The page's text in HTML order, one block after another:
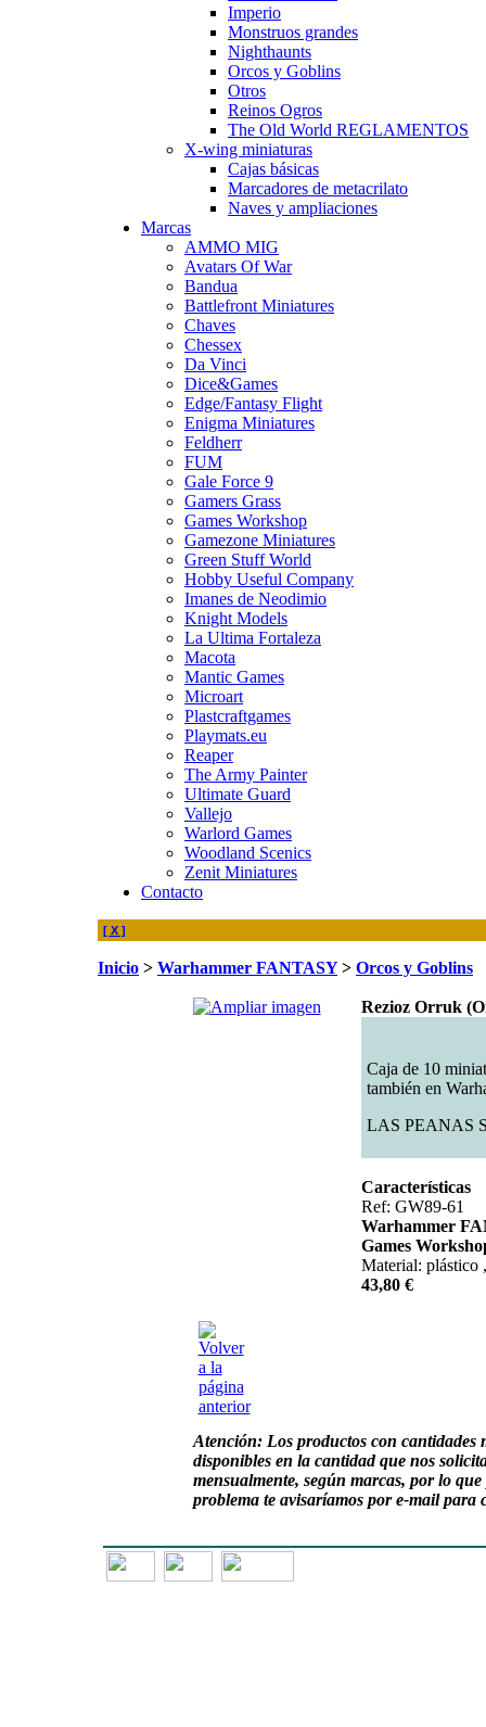
Imperio
Monstruos grandes
Nighthaunts
Orcos y Goblins
Otros
Reinos Ogros
The Old World REGLAMENTOS
X-wing miniaturas
Cajas básicas
Marcadores de metacrilato
Naves y ampliaciones
Marcas
AMMO MIG
Avatars Of War
Bandua
Battlefront Miniatures
Chaves
Chessex
Da Vinci
Dice&Games
Edge/Fantasy Flight
Enigma Miniatures
Feldherr
FUM
Gale Force 9
Gamers Grass
Games Workshop
Gamezone Miniatures
Green Stuff World
Hobby Useful Company
Imanes de Neodimio
Knight Models
La Ultima Fortaleza
Macota
Mantic Games
Microart
Plastcraftgames
Playmats.eu
Reaper
The Army Painter
Ultimate Guard
Vallejo
Warlord Games
Woodland Scenics
Zenit Miniatures
Contacto
[ X ]
Inicio > Warhammer FANTASY> Orcos y Goblins
Rezioz Orruk
Caja de 10
también en
LAS PEANAS
Características
Ref: GW89-61
Warhammer
Games
Material: plástico
43,80 €
Atención:Los productos con cantidades
disponibles en la cantidad que nos
mensualmente, según marcas, por lo
problema te avisaríamos por e-mail para